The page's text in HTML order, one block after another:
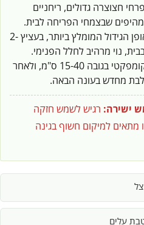
פרחי חצוצרה גדולים, ריחניים
מהיפים שבצמחי הפריחה לבית.
זהו אופן הגידול המומלץ ביותר, בעציץ 2-
קומפקטי בגובה 15-40 ס"מ, ולאחר
מחדש בעונה הבאה.
ישירה: רגיש לשמש חזקה
מתאים למיקום חשוף בגינה
עלים